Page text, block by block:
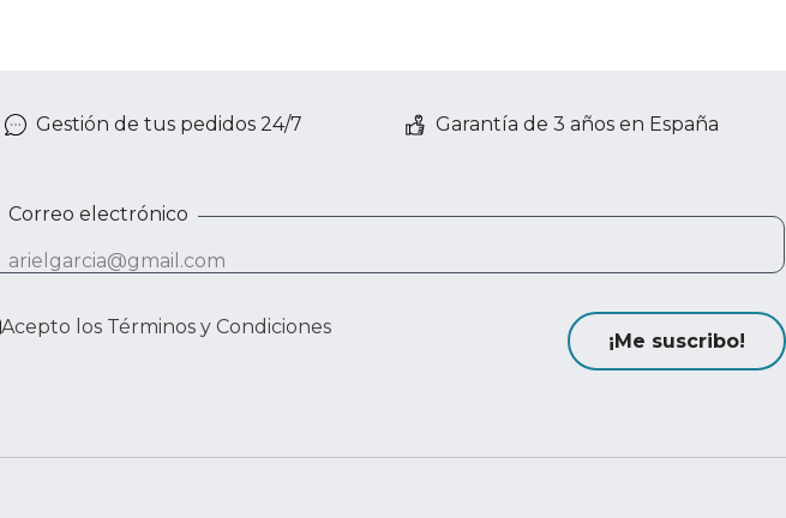
Gestión de tus pedidos 24/7 Garantía de 3 años en España
Correo electrónico
Acepto los Términos y Condiciones
¡Me suscribo!